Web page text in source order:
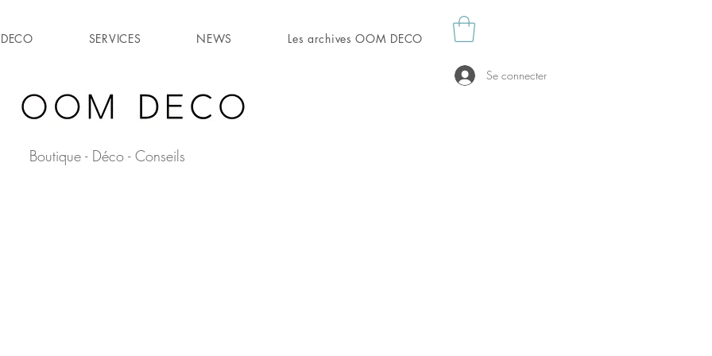
DECO SERVICES NEWS Les archives OOM DECO
Boutique - Déco - Conseils
Se connecter